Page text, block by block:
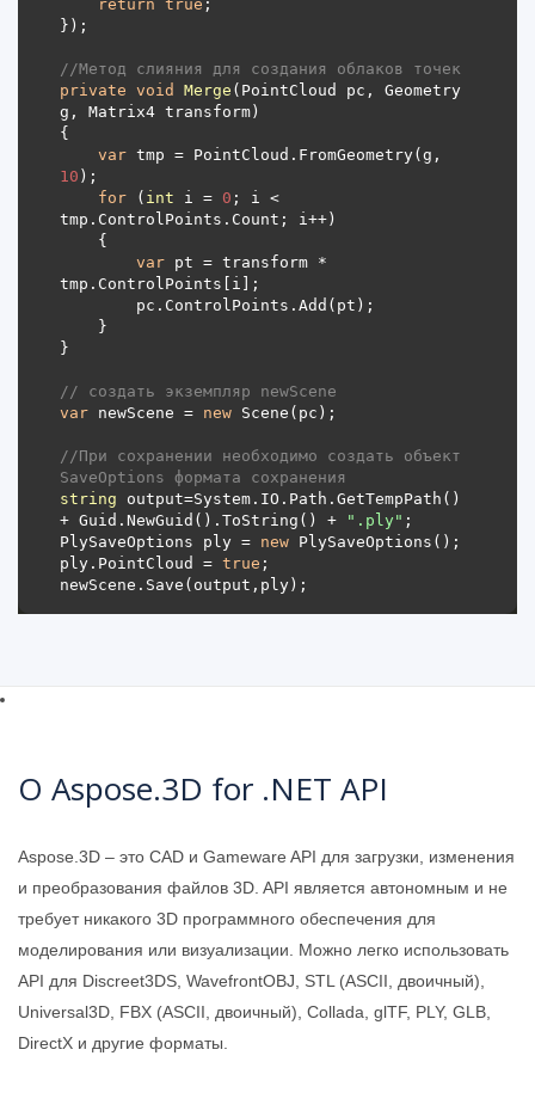
return true
//Метод слияния для создания облаков точек
private void Merge ( PointCloud pc, Geometry
g, Matrix4 transform)
var
10
for ( int i = 0 ; i <
var pt = transform *
// создать экземпляр newScene
var newScene = new
//При сохранении необходимо создать объект
SaveOptions формата сохранения
string output=System.IO.Path.GetTempPath()
+ Guid.NewGuid().ToString() +
".ply"
PlySaveOptions ply = new
ply.PointCloud = true
О Aspose.3D for .NET API
Aspose.3D – это CAD и Gameware API для загрузки, изменения
и преобразования файлов 3D. API является автономным и не
требует никакого 3D программного обеспечения для
моделирования или визуализации. Можно легко использовать
API для Discreet3DS, WavefrontOBJ, STL (ASCII, двоичный),
Universal3D, FBX (ASCII, двоичный), Collada, glTF, PLY, GLB,
DirectX и другие форматы.